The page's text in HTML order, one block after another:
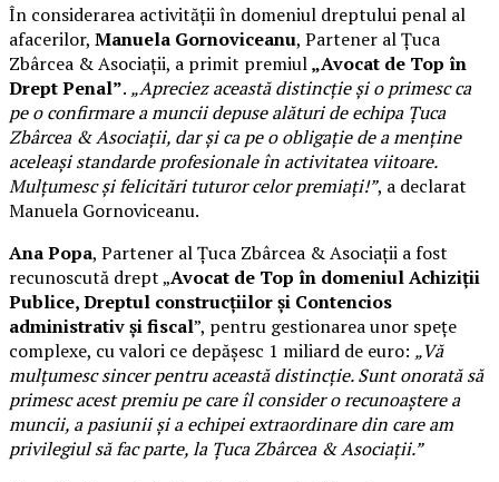
În considerarea activității în domeniul dreptului penal al
afacerilor, Manuela Gornoviceanu, Partener al Țuca
Zbârcea & Asociații, a primit premiul„Avocat de Top în
Drept Penal”. „Apreciez această distincție și o primesc ca
pe o confirmare a muncii depuse alături de echipa Țuca
Zbârcea & Asociații, dar și ca pe o obligație de a menține
aceleași standarde profesionale în activitatea viitoare.
Mulțumesc și felicitări tuturor celor premiați!”, a declarat
Manuela Gornoviceanu.
Ana Popa, Partener al Țuca Zbârcea & Asociații a fost
recunoscută drept „Avocat de Top în domeniul Achiziții
Publice, Dreptul construcțiilor și Contencios
administrativ și fiscal”, pentru gestionarea unor spețe
complexe, cu valori ce depășesc 1 miliard de euro: „Vă
mulțumesc sincer pentru această distincție. Sunt onorată să
primesc acest premiu pe care îl consider o recunoaștere a
muncii, a pasiunii și a echipei extraordinare din care am
privilegiul să fac parte, la Țuca Zbârcea & Asociații.”